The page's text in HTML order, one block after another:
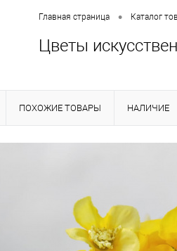
Главная страница • Каталог
Цветы
ПОХОЖИЕ ТОВАРЫ НАЛИЧИЕ